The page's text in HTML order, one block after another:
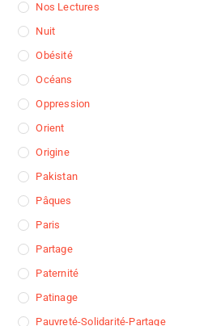
Nos Lectures
Nuit
Obésité
Océans
Oppression
Orient
Origine
Pakistan
Pâques
Paris
Partage
Paternité
Patinage
Pauvreté-Solidarité-Partage